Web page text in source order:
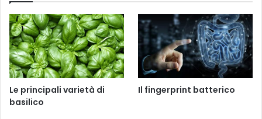
Le principali varietà di
basilico
Il fingerprint batterico